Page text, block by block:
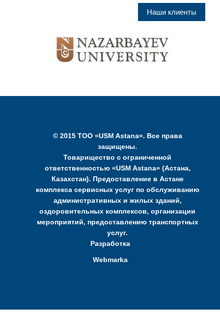
Наши клиенты
© 2015 ТОО «USM Astana». Все права
защищены.
Товарищество с ограниченной
ответственностью «USM Astana» (Астана,
Казахстан). Предоставление в Астане
комплекса сервисных услуг по обслуживанию
административных и жилых зданий,
оздоровительных комплексов, организации
мероприятий, предоставлению транспортных
услуг.
Разработка
Webmarka